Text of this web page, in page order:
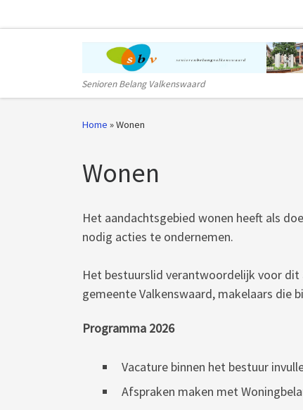
Senioren Belang Valkenswaard
Home »Wonen
Wonen
Het aandachtsgebied wonen heeft als
nodig acties te ondernemen.
Het bestuurslid verantwoordelijk voor
gemeente Valkenswaard, makelaars die
Programma 2026
Vacature binnen het bestuur
Afspraken maken met